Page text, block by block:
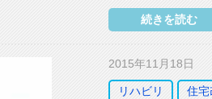
続きを読む
2015年11月18日
リハビリ 住宅